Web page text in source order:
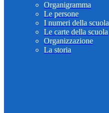
Organigramma
Le persone
I numeri della scuola
Le carte della scuola
Organizzazione
La storia